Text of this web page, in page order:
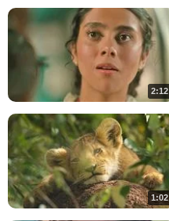
2:12
1:02